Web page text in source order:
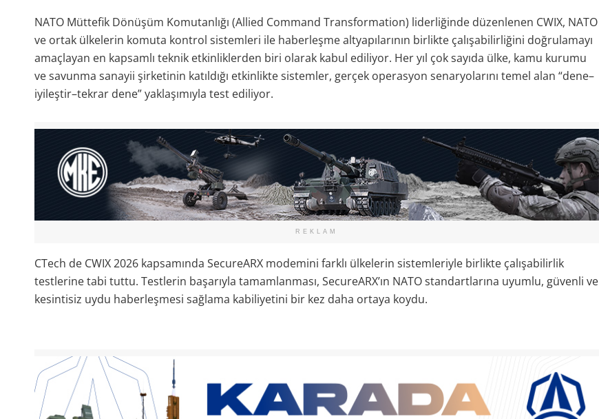
NATO Müttefik Dönüşüm Komutanlığı (Allied Command Transformation) liderliğinde düzenlenen CWIX, NATO
ve ortak ülkelerin komuta kontrol sistemleri ile haberleşme altyapılarının birlikte çalışabilirliğini doğrulamayı
amaçlayan en kapsamlı teknik etkinliklerden biri olarak kabul ediliyor. Her yıl çok sayıda ülke, kamu kurumu
ve savunma sanayii şirketinin katıldığı etkinlikte sistemler, gerçek operasyon senaryolarını temel alan “dene–
iyileştir–tekrar dene” yaklaşımıyla test ediliyor.
REKLAM
CTech de CWIX 2026 kapsamında SecureARX modemini farklı ülkelerin sistemleriyle birlikte çalışabilirlik
testlerine tabi tuttu. Testlerin başarıyla tamamlanması, SecureARX’ın NATO standartlarına uyumlu, güvenli ve
kesintisiz uydu haberleşmesi sağlama kabiliyetini bir kez daha ortaya koydu.